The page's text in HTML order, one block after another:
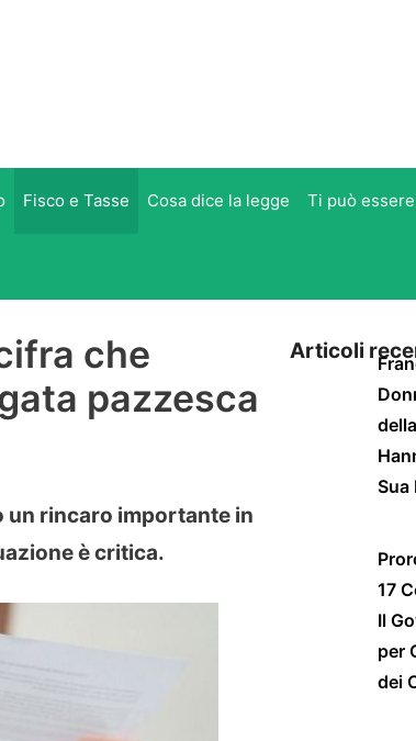
Fisco e Tasse Cosa dice la legge Ti può
che
pazzesca
un rincaro importante in
è critica.
Articoli
Sua
17
Il
per
dei